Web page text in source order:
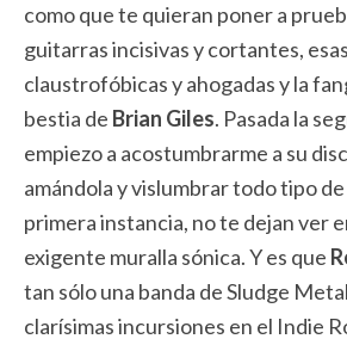
como que te quieran poner a
guitarras incisivas y cortantes,
claustrofóbicas y ahogadas y la
bestia de Brian Giles. Pasada la
empiezo a acostumbrarme a su
amándola y vislumbrar todo tipo
primera instancia, no te dejan ver
exigente muralla sónica. Y es que
tan sólo una banda de Sludge
clarísimas incursiones en el Indie